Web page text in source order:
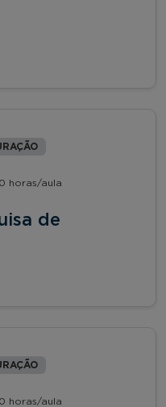
horas/aula
de
horas/aula